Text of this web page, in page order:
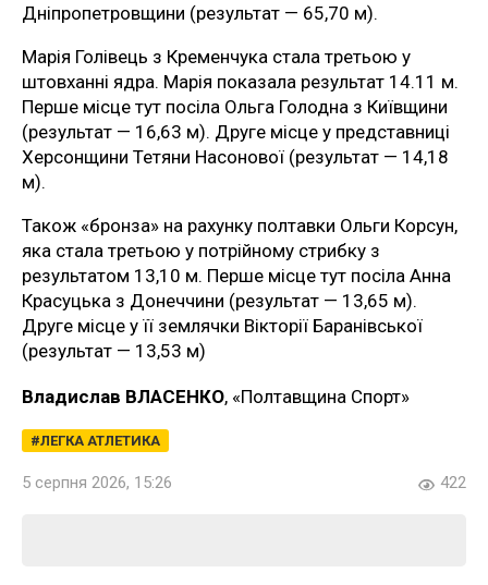
Дніпропетровщини (результат — 65,70 м).
Марія Голівець з Кременчука стала третьою у
штовханні ядра. Марія показала результат 14.11 м.
Перше місце тут посіла Ольга Голодна з Київщини
(результат — 16,63 м). Друге місце у представниці
Херсонщини Тетяни Насонової (результат — 14,18
м).
Також «бронза» на рахунку полтавки Ольги Корсун,
яка стала третьою у потрійному стрибку з
результатом 13,10 м. Перше місце тут посіла Анна
Красуцька з Донеччини (результат — 13,65 м).
Друге місце у її землячки Вікторії Баранівської
(результат — 13,53 м)
Владислав ВЛАСЕНКО, «Полтавщина Спорт»
ЛЕГКА АТЛЕТИКА
5 серпня 2026, 15:26 422